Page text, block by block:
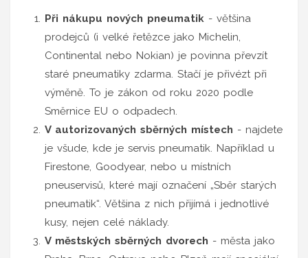
Při nákupu nových pneumatik - většina
prodejců (i velké řetězce jako Michelin,
Continental nebo Nokian) je povinna převzít
staré pneumatiky zdarma. Stačí je přivézt při
výměně. To je zákon od roku 2020 podle
Směrnice EU o odpadech.
V autorizovaných sběrných místech - najdete
je všude, kde je servis pneumatik. Například u
Firestone, Goodyear, nebo u místních
pneuservisů, které mají označení „Sběr starých
pneumatik“. Většina z nich přijímá i jednotlivé
kusy, nejen celé náklady.
V městských sběrných dvorech - města jako